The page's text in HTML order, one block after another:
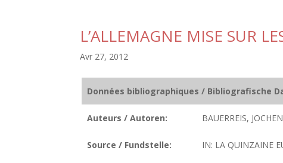
L’ALLEMAGNE MISE SUR
Avr 27, 2012
Données bibliographiques / Bibliografische
Auteurs / Autoren: BAUERREIS,
Source / Fundstelle: IN: LA QUINZAINE